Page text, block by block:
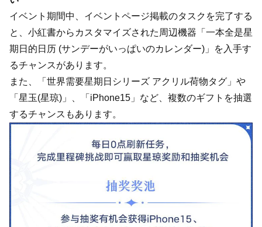
イベント期間中、イベントページ掲載のタスクを完了する
と、小紅書からカスタマイズされた周辺機器「一本全是星
期日的日历 (サンデーがいっぱいのカレンダー)」を入手す
るチャンスがあります。
また、「世界需要星期日シリーズ アクリル荷物タグ」や
「星玉(星琼)」、「iPhone15」など、複数のギフトを抽選
するチャンスもあります。